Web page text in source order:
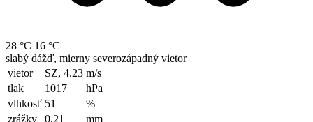
28 °C 16 °C
slabý dážď, mierny severozápadný vietor
vietor
SZ, 4.23 m/s
tlak
1017
hPa
vlhkosť 51
%
zrážky
0.21 mm